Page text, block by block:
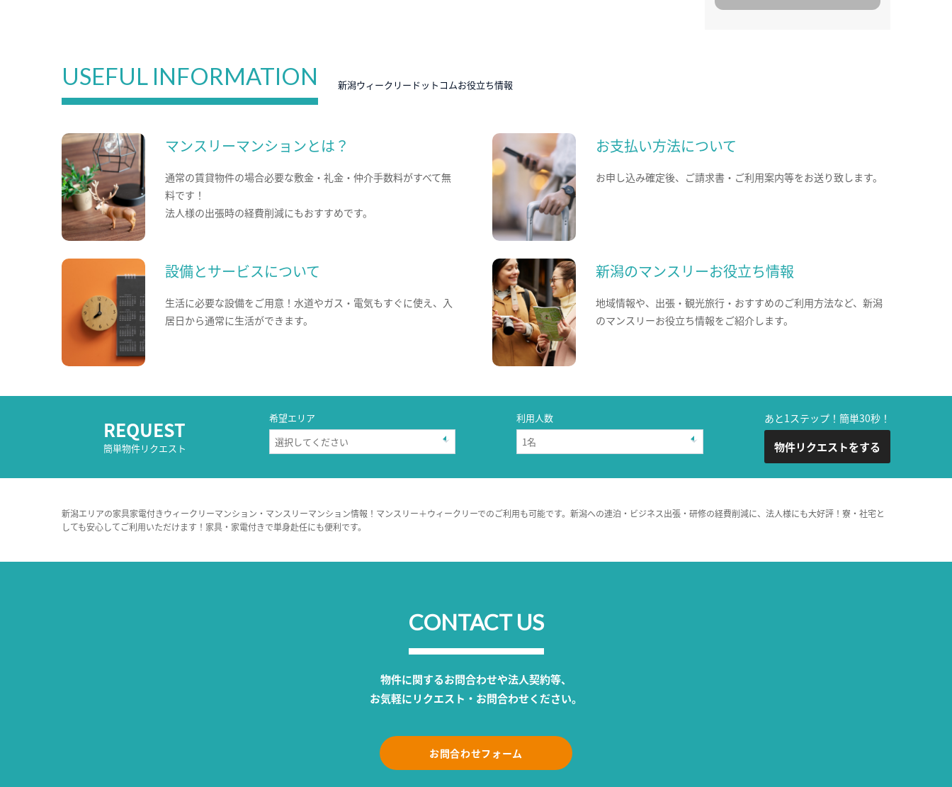
USEFUL INFORMATION 新潟ウィークリードットコムお役立ち情報
マンスリーマンションとは？
通常の賃貸物件の場合必要な敷金・礼金・仲介手数料がすべて無
料です！
法人様の出張時の経費削減にもおすすめです。
お支払い方法について
お申し込み確定後、ご請求書・ご利用案内等をお送り致します。
設備とサービスについて
生活に必要な設備をご用意！水道やガス・電気もすぐに使え、入
居日から通常に生活ができます。
新潟のマンスリーお役立ち情報
地域情報や、出張・観光旅行・おすすめのご利用方法など、新潟
のマンスリーお役立ち情報をご紹介します。
REQUEST
簡単物件リクエスト
希望エリア 利用人数 あと1ステップ！簡単30秒！
物件リクエストをする
新潟エリアの家具家電付きウィークリーマンション・マンスリーマンション情報！マンスリー＋ウィークリーでのご利用も可能です。新潟への連泊・ビジネス出張・研修の経費削減に、法人様にも大好評！寮・社宅と
しても安心してご利用いただけます！家具・家電付きで単身赴任にも便利です。
CONTACT US
物件に関するお問合わせや法人契約等、
お気軽にリクエスト・お問合わせください。
お問合わせフォーム